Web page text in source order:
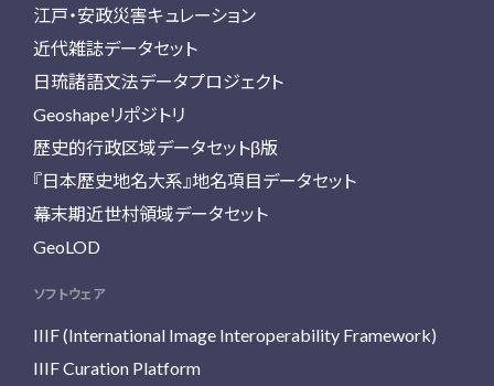
江戸・安政災害キュレーション
近代雑誌データセット
日琉諸語文法データプロジェクト
Geoshapeリポジトリ
歴史的行政区域データセットβ版
『日本歴史地名大系』地名項目データセット
幕末期近世村領域データセット
GeoLOD
ソフトウェア
IIIF (International Image Interoperability Framework)
IIIF Curation Platform